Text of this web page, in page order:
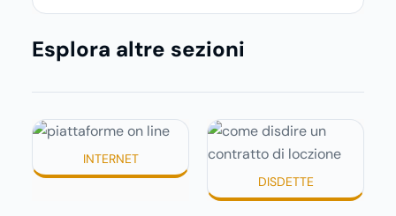
più frequenti e aria condizionata possono
semplicemente meno confortevole. Eppure,
perché temono texture pesanti, appiccicose
Esplora altre sezioni
INTERNET
DISDETTE